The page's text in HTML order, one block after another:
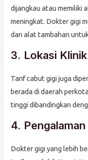
dijangkau atau memiliki
meningkat. Dokter gigi
dan alat tambahan
3. Lokasi Klinik
Tarif cabut gigi juga
berada di daerah
tinggi dibandingkan
4.
Dokter gigi yang lebih